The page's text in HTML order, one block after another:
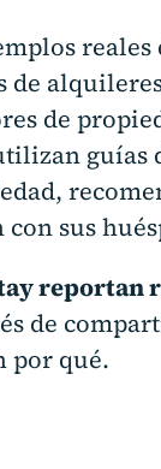
reales
de
guías
sus
reportan
de
por qué.